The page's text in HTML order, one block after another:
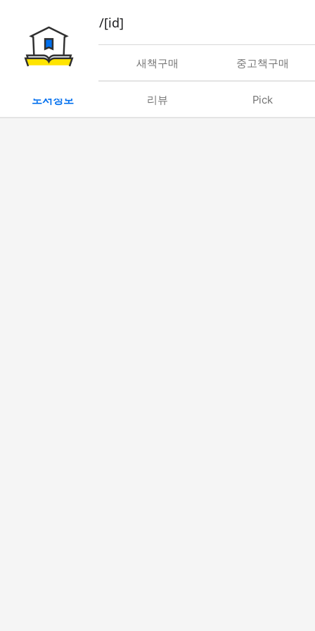
book/rent/[id]
대여 새책구매 중고책구매
도서정보 리뷰 Pick